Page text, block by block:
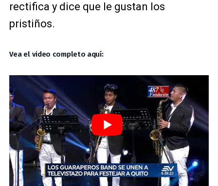
rectifica y dice que le gustan los
pristiños.
Vea el video completo aquí: